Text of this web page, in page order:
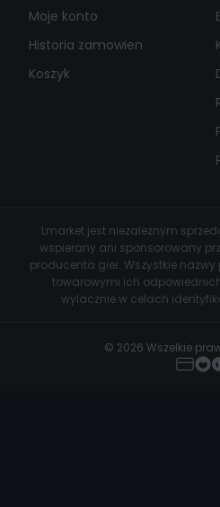
Moje konto
Historia zamowien
Koszyk
Lmarket jest niezaleznym
wspierany ani sponsorowany
producenta gier. Wszystkie
towarowymi ich
wylacznie w celach
© 2026 Wszelkie